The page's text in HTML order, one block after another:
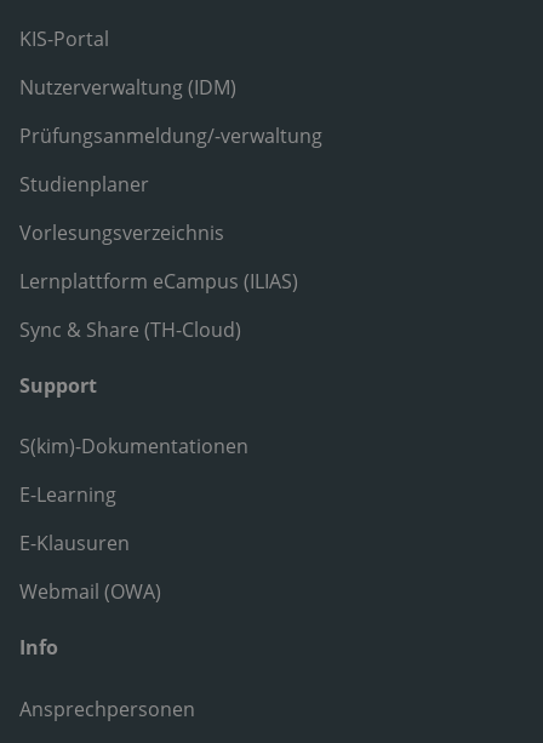
KIS-Portal
Nutzerverwaltung (IDM)
Prüfungsanmeldung/-verwaltung
Studienplaner
Vorlesungsverzeichnis
Lernplattform eCampus (ILIAS)
Sync & Share (TH-Cloud)
Support
S(kim)-Dokumentationen
E-Learning
E-Klausuren
Webmail (OWA)
Info
Ansprechpersonen